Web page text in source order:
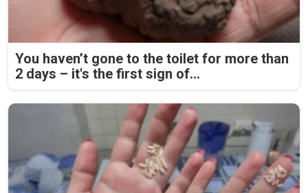
You haven’t gone to the toilet for more than
2 days – it's the first sign of...